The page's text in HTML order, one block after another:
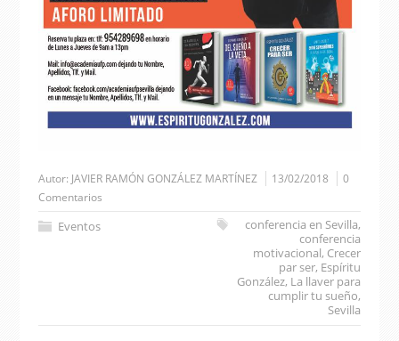
Autor: JAVIER RAMÓN GONZÁLEZ MARTÍNEZ 13/02/2018
0
Comentarios
Eventos conferencia en Sevilla,
conferencia
motivacional, Crecer
par ser, Espíritu
González, La llaver para
cumplir tu sueño,
Sevilla